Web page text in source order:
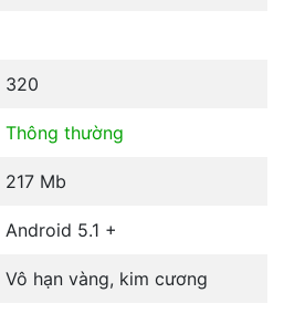
320
Thông thường
217 Mb
Android 5.1 +
Vô hạn vàng, kim cương